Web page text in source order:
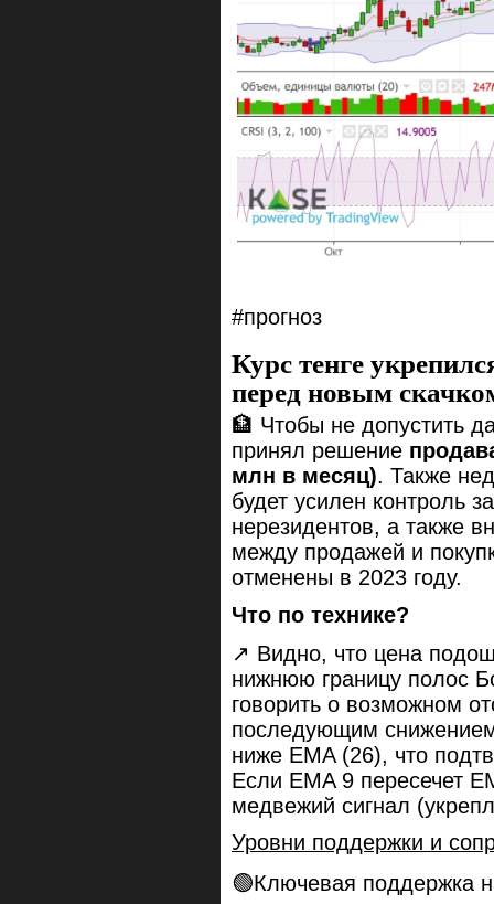
#прогноз
Курс тенге
перед новым
🏦 Чтобы не допустить
принял решение
млн в месяц). Также
будет усилен контроль
нерезидентов, а также
между продажей и
отменены в 2023 году.
Что по технике?
↗️ Видно, что цена
нижнюю границу полос
говорить о возможном
последующим
ниже EMA (26), что
Если EMA 9 пересечет
медвежий сигнал
Уровни поддержки и
🟢Ключевая поддержка